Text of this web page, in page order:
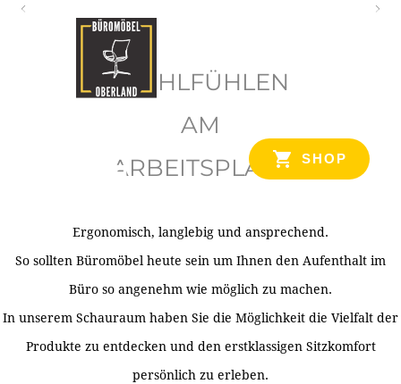
SHOP
WOHLFÜHLEN
AM
ARBEITSPLATZ
Ergonomisch, langlebig und ansprechend.
So sollten Büromöbel heute sein um Ihnen den Aufenthalt im
Büro so angenehm wie möglich zu machen.
In unserem Schauraum haben Sie die Möglichkeit die Vielfalt der
Produkte zu entdecken und den erstklassigen Sitzkomfort
persönlich zu erleben.